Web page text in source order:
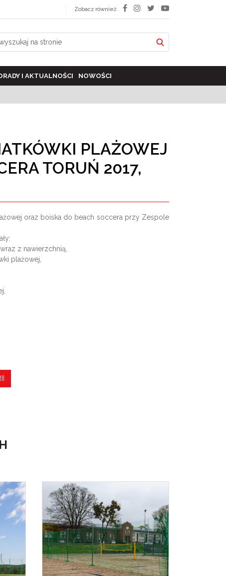
Zobacz również
I AKTUALNOŚCI NOWOŚCI
PLAŻOWEJ
TORUŃ 2017,
oraz boiska do beach soccera przy Zespole
z nawierzchnią,
plażowej,